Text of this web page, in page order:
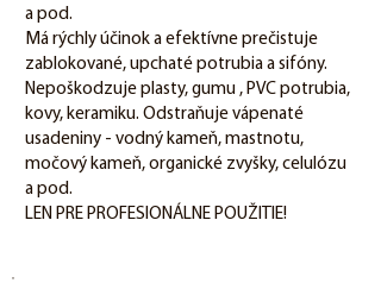
a pod.
Má rýchly účinok a efektívne prečistuje
zablokované, upchaté potrubia a sifóny.
Nepoškodzuje plasty, gumu , PVC potrubia,
kovy, keramiku. Odstraňuje vápenaté
usadeniny - vodný kameň, mastnotu,
močový kameň, organické zvyšky, celulózu
a pod.
LEN PRE PROFESIONÁLNE POUŽITIE!